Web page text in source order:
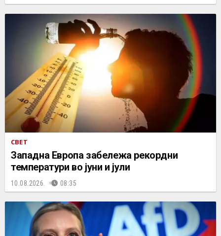
СВЕТ
Западна Европа забележа рекордни
температури во јуни и јули
10.08.2026. 08:35